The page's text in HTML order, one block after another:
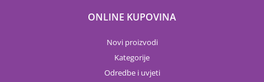
ONLINE KUPOVINA
Novi proizvodi
Kategorije
Odredbe i uvjeti